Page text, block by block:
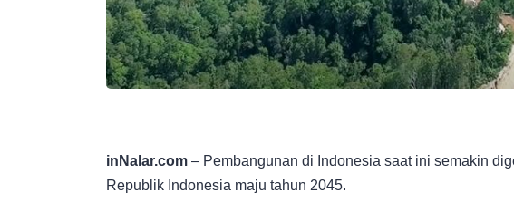
inNalar.com – Pembangunan di Indonesia saat ini semakin
Republik Indonesia maju tahun 2045.